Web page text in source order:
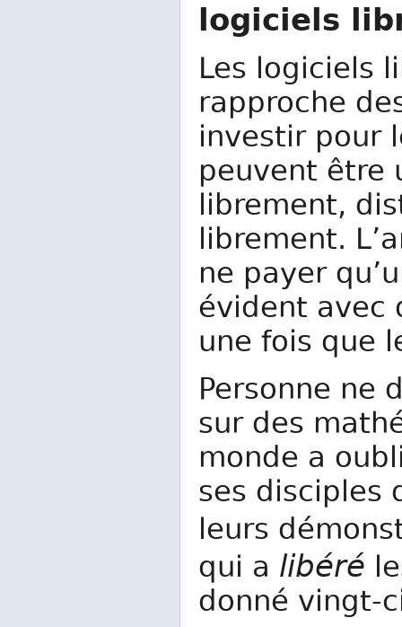
logiciels
Les logiciels
rapproche
investir pour
peuvent être
librement,
librement.
ne payer
évident avec
une fois que
Personne ne
sur des
monde a
ses disciples
leurs
qui a libéré
donné vingt-